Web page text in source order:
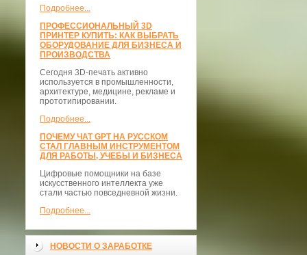
Подробнее...
ПРОФЕССИОНАЛЬНЫЙ 3D
ПРИНТЕР КУПИТЬ: КАК ВЫБРАТЬ
ОБОРУДОВАНИЕ ДЛЯ БИЗНЕСА И
ПРОИЗВОДСТВА
Сегодня 3D-печать активно
используется в промышленности,
архитектуре, медицине, рекламе и
прототипировании.
Подробнее...
ПОЧЕМУ ЧАТ GPT НА РУССКОМ
СТАЛ ГЛАВНЫМ ИНСТРУМЕНТОМ
ДЛЯ РАБОТЫ, УЧЕБЫ И БИЗНЕСА
Цифровые помощники на базе
искусственного интеллекта уже
стали частью повседневной жизни.
Подробнее...
НОВОСТИ О ЗАРАБОТКЕ